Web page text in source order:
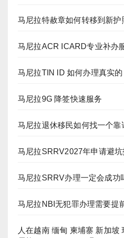
马尼拉特赦章如何转移到新护
马尼拉ACR ICARD专业补办
马尼拉TIN ID 如何办理真实的
马尼拉9G 降签快速服务
马尼拉退休移民如何找一个靠
马尼拉SRRV2027年申请避坑
马尼拉SRRV办理一定会成功
马尼拉NBI无犯罪办理需要提
人在越南 缅甸 柬埔寨 新加坡